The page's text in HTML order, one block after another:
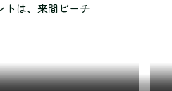
トは、来間ビーチ